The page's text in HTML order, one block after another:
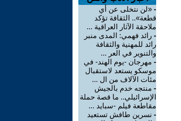
- «لن نتخلى عن أي
قطعة».. الثقافة تؤكد
ملاحقة الآثار العراقية ...
- رائد فهمي: المدى منبر
رائد للمهنية والثقافة
والتنوير في العر ...
- مهرجان -يوم الهند- في
موسكو يستعد لاستقبال
مئات الآلاف من ال ...
- منتجه خدم بالجيش
الإسرائيلي.. ما قصة حملة
مقاطعة فيلم -سبايد ...
- نسرين طافش تستعيد